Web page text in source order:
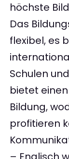
höchste
Das
flexibel, es
Schulen
bietet
Bildung,
profitieren